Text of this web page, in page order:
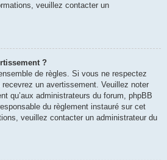
veuillez contacter un
?
de règles. Si vous ne respectez
un avertissement. Veuillez noter
qu’aux administrateurs du forum, phpBB
du règlement instauré sur cet
veuillez contacter un administrateur du